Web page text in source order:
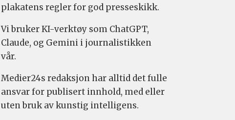
plakatens regler for god presseskikk.
Vi bruker KI-verktøy som ChatGPT,
Claude, og Gemini i journalistikken
vår.
Medier24s redaksjon har alltid det fulle
ansvar for publisert innhold, med eller
uten bruk av kunstig intelligens.